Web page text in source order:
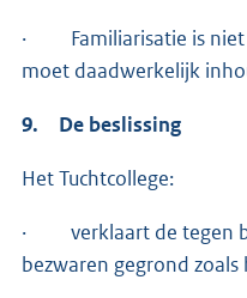
· Familiarisatie is niet
moet daadwerkelijk
9. De beslissing
Het Tuchtcollege:
· verklaart de tegen
bezwaren gegrond